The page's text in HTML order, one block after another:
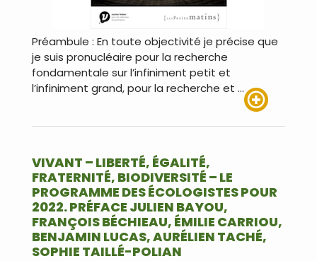
Préambule : En toute objectivité je précise que
je suis pronucléaire pour la recherche
fondamentale sur l’infiniment petit et
l’infiniment grand, pour la recherche et …
VIVANT – LIBERTÉ, ÉGALITÉ,
FRATERNITÉ, BIODIVERSITÉ – LE
PROGRAMME DES ÉCOLOGISTES POUR
2022. PRÉFACE JULIEN BAYOU,
FRANÇOIS BÉCHIEAU, ÉMILIE CARRIOU,
BENJAMIN LUCAS, AURÉLIEN TACHÉ,
SOPHIE TAILLÉ-POLIAN